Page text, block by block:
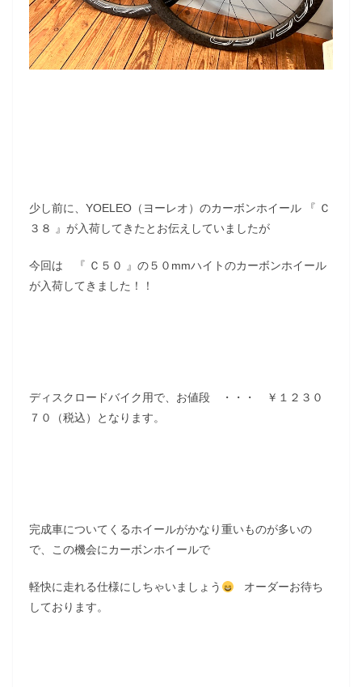
少し前に、YOELEO（ヨーレオ）のカーボンホイール 『 Ｃ
３８ 』が入荷してきたとお伝えしていましたが
今回は 『 Ｃ５０ 』の５０mmハイトのカーボンホイール
が入荷してきました！！
ディスクロードバイク用で、お値段 ・・・ ￥１２３０
７０（税込）となります。
完成車についてくるホイールがかなり重いものが多いの
で、この機会にカーボンホイールで
軽快に走れる仕様にしちゃいましょう
オーダーお待ち
しております。